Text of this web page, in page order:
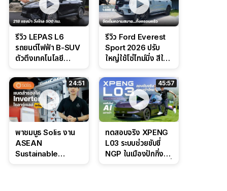
รีวิว LEPAS L6
รถยนต์ไฟฟ้า B-SUV
ตัวตึงเทคโนโลยี
ล่างหนึบ ลุ้นราคา 7
แสนต้น
รีวิว Ford Everest
Sport 2026 ปรับ
ใหญ่ใช้โซ่ไทม์มิ่ง สีใหม่
ดุดันสไตล์ครอบครัว
สายลุย
24:51
พาชมบูธ Solis งาน
ASEAN
Sustainable
45:57
ทดสอบจริง XPENG
L03 ระบบช่วยขับขี่
NGP ในเมืองปักกิ่ง